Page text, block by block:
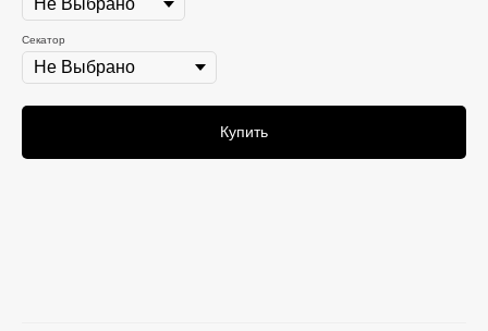
Секатор
Купить